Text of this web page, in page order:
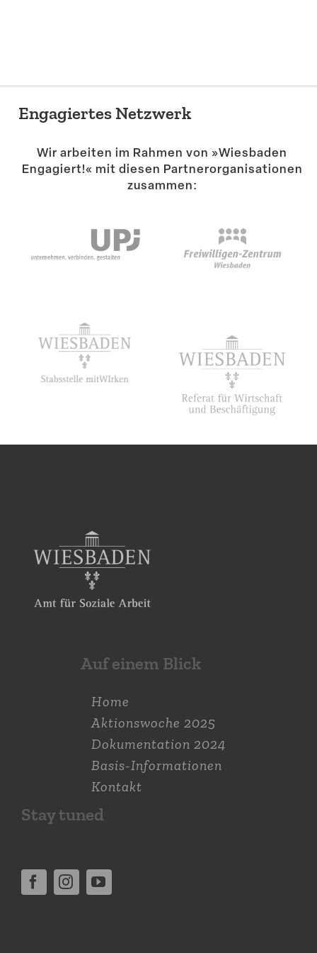
Engagiertes Netzwerk
Wir arbeiten im Rahmen von »Wiesbaden
Engagiert!« mit diesen Partner­or­ga­ni­sa­tionen
zusammen:
Auf einem Blick
Home
Aktions­woche 2025
Dokumen­tation 2024
Basis-Informationen
Kontakt
Stay tuned